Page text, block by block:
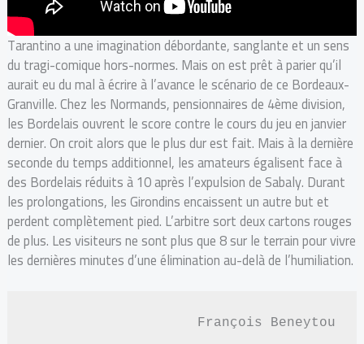
Tarantino a une imagination débordante, sanglante et un sens
du tragi-comique hors-normes. Mais on est prêt à parier qu’il
aurait eu du mal à écrire à l’avance le scénario de ce Bordeaux-
Granville. Chez les Normands, pensionnaires de 4ème division,
les Bordelais ouvrent le score contre le cours du jeu en janvier
dernier. On croit alors que le plus dur est fait. Mais à la dernière
seconde du temps additionnel, les amateurs égalisent face à
des Bordelais réduits à 10 après l’expulsion de Sabaly. Durant
les prolongations, les Girondins encaissent un autre but et
perdent complètement pied. L’arbitre sort deux cartons rouges
de plus. Les visiteurs ne sont plus que 8 sur le terrain pour vivre
les dernières minutes d’une élimination au-delà de l’humiliation.
François Beneytou